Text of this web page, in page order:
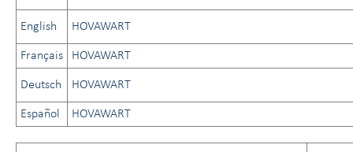
English HOVAWART
Français HOVAWART
Deutsch HOVAWART
Español HOVAWART